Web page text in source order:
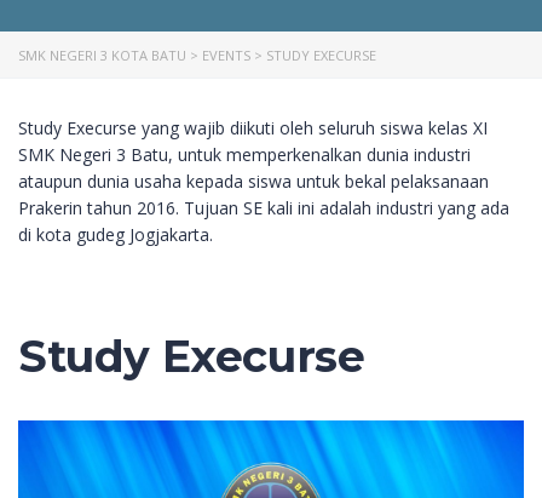
SMK NEGERI 3 KOTA BATU > EVENTS > STUDY EXECURSE
Study Execurse yang wajib diikuti oleh seluruh siswa kelas XI
SMK Negeri 3 Batu, untuk memperkenalkan dunia industri
ataupun dunia usaha kepada siswa untuk bekal pelaksanaan
Prakerin tahun 2016. Tujuan SE kali ini adalah industri yang ada
di kota gudeg Jogjakarta.
Study Execurse